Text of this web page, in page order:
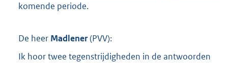
komende periode.
De heer Madlener(PVV):
Ik hoor twee tegenstrijdigheden in de antwoorden